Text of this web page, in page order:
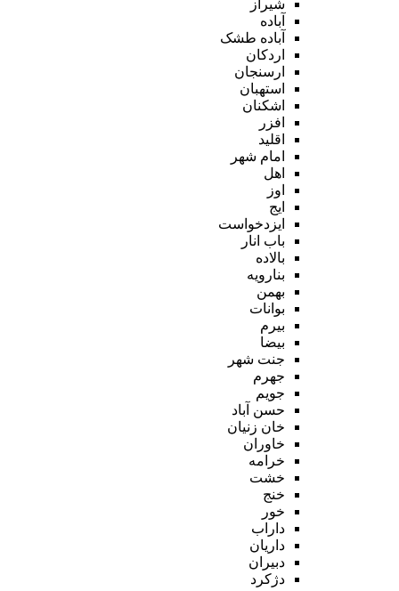
شیراز
آباده
آباده طشک
اردکان
ارسنجان
استهبان
اشکنان
افزر
اقلید
امام شهر
اهل
اوز
ایج
ایزدخواست
باب انار
بالاده
بنارویه
بهمن
بوانات
بیرم
بیضا
جنت شهر
جهرم
جویم
حسن آباد
خان زنیان
خاوران
خرامه
خشت
خنج
خور
داراب
داریان
دبیران
دژکرد